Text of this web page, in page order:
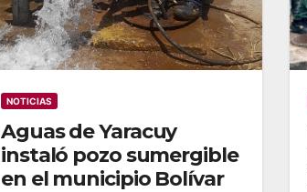
NOTICIAS
Aguas de Yaracuy
instaló pozo sumergible
en el municipio Bolívar